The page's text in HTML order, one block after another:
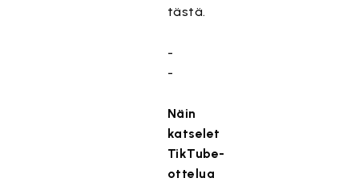
tästä.
-
-
Näin
katselet
TikTube-
ottelua